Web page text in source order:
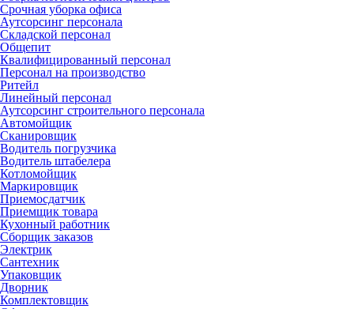
Срочная уборка офиса
Аутсорсинг персонала
Складской персонал
Общепит
Квалифицированный персонал
Персонал на производство
Ритейл
Линейный персонал
Аутсорсинг строительного персонала
Автомойщик
Сканировщик
Водитель погрузчика
Водитель штабелера
Котломойщик
Маркировщик
Приемосдатчик
Приемщик товара
Кухонный работник
Сборщик заказов
Электрик
Сантехник
Упаковщик
Дворник
Комплектовщик